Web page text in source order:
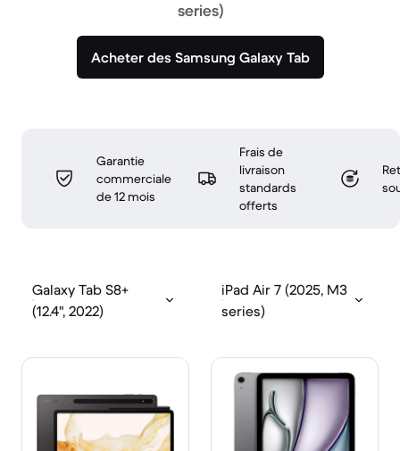
series)
Acheter des Samsung Galaxy Tab
Garantie
commerciale
de 12 mois
Frais de
livraison
standards
offerts
Galaxy Tab S8+
(12.4", 2022)
iPad Air 7 (2025, M3
series)